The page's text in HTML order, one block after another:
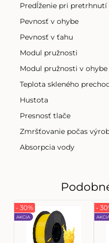
Predĺženie pri pretrhnutí
Pevnosť v ohybe
Pevnosť v ťahu
Modul pružnosti
Modul pružnosti v ohybe
Teplota skleného
Hustota
Presnosť tlače
Zmršťovanie počas
Absorpcia vody
AKCIA
- 30% -